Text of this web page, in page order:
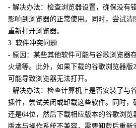
- 解决办法：检查浏览器设置，确保没有
影响到浏览器的正常使用。同时，尝试清
重新打开浏览器。
3. 软件冲突问题
- 原因：某些其他软件可能与谷歌浏览器
火墙等。此外，如果下载的谷歌浏览器
可能导致浏览器无法打开。
- 解决办法：检查计算机上是否安装了与
插件，尝试关闭或卸载这些软件。同时，
还是64位，然后下载相应版本的谷歌浏
版本与操作系统不兼容，需要卸载后重新